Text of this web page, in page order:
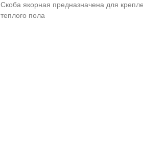
Скоба якорная предназначена для
теплого пола